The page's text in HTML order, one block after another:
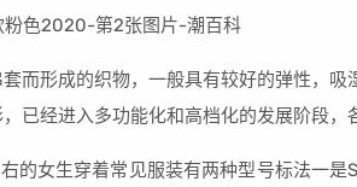
而形成的织物，一般具有较好的弹性，吸
已经进入多功能化和高档化的发展阶段，
的女生穿着常见服装有两种型号标法一是